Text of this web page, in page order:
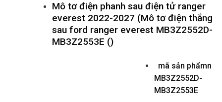
Mô tơ điện phanh sau điện tử ranger
everest 2022-2027 (Mô tơ điện thắng
sau ford ranger everest MB3Z2552D-
MB3Z2553E ()
mã sản phẩmn
MB3Z2552D-
MB3Z2553E